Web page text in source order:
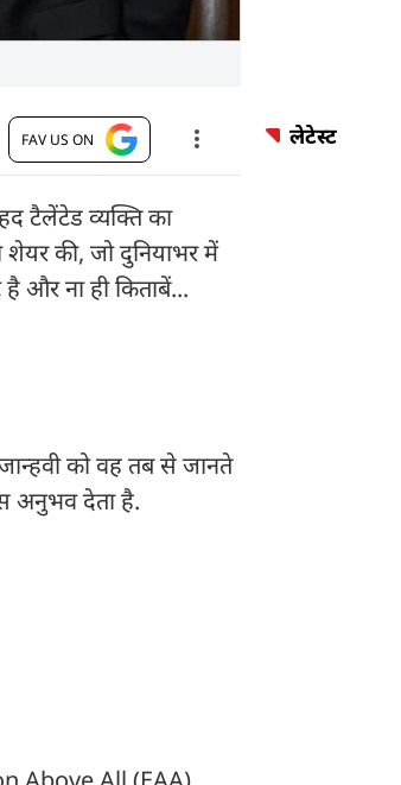
FAV US ON
टैलेंटेड व्यक्ति का
शेयर की, जो दुनियाभर में
और ना ही किताबें...
को वह तब से जानते
अनुभव देता है.
लेटेस्ट